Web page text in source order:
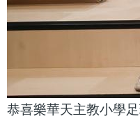
恭喜樂華天主教小學